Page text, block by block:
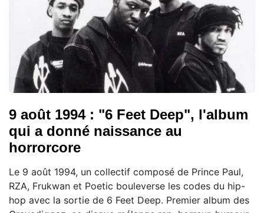
9 août 1994 : "6 Feet Deep", l'album
qui a donné naissance au
horrorcore
Le 9 août 1994, un collectif composé de Prince Paul,
RZA, Frukwan et Poetic bouleverse les codes du hip-
hop avec la sortie de 6 Feet Deep. Premier album des